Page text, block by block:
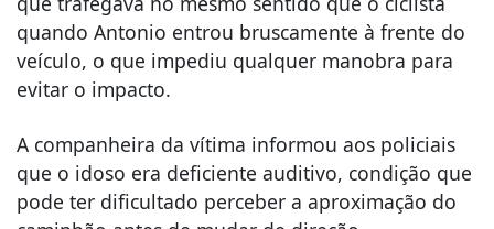
quando Antonio entrou bruscamente à frente do
veículo, o que impediu qualquer manobra para
evitar o impacto.
A companheira da vítima informou aos policiais
que o idoso era deficiente auditivo, condição que
pode ter dificultado perceber a aproximação do